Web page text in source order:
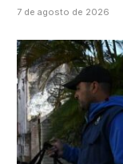
7 de agosto de 2026